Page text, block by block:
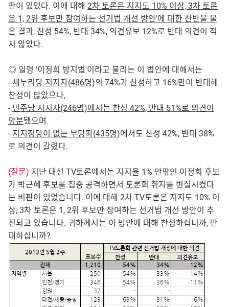
판이 있었다. 이에 대해 2차 토론은 지지도 10% 이상, 3차 토론
은 1, 2위 후보만 참여하는 선거법 개선 방안'에 대한 찬반을 물
은 결과, 찬성 54%, 반대 34%, 의견유보 12%로 반대 의견이 적
지 않았다.
◎ 일명 '이정희 방지법'이라고 불리는 이 법안에 대해서는
- 새누리당 지지자(486명)의 74%가 찬성하고 16%만이 반대해
찬성이 많았으나,
- 민주당 지지자(246명)에서는 찬성 42%, 반대 51%로 의견이
양분됐으며
- 지지정당이 없는 무당파(435명)에서도 찬성 42%, 반대 38%
로 의견이 갈렸다.
(질문) 지난 대선 TV토론에서는 지지율 1% 안팎인 이정희 후보
가 박근혜 후보를 집중 공격하면서 토론회 취지를 변질시켰다
는 비판이 있었습니다. 이에 대해 2차 TV토론은 지지도 10% 이
상, 3차 토론은 1, 2위 후보만 참여하는 선거법 개선 방안이 추
진되고 있습니다. 귀하께서는 이 방안에 대해 찬성하십니까, 반
대하십니까?